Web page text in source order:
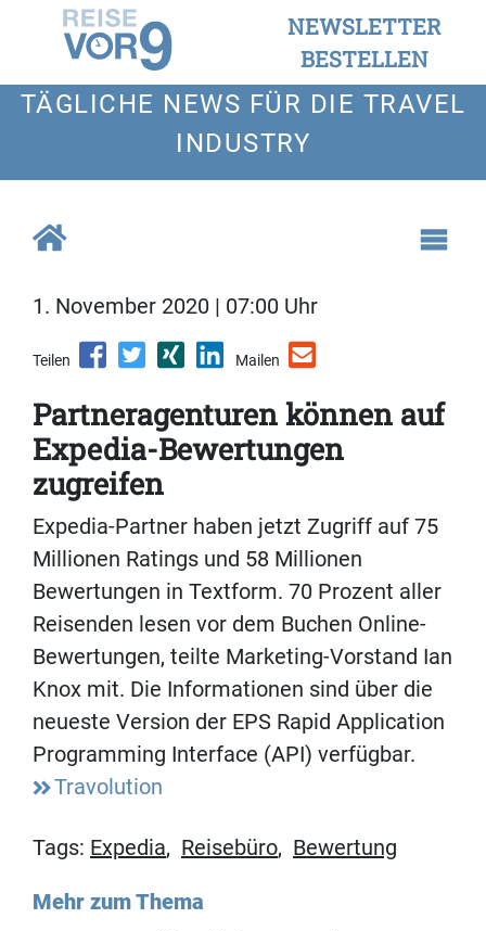
NEWSLETTER
BESTELLEN
TÄGLICHE NEWS FÜR DIE TRAVEL
INDUSTRY
1. November 2020 | 07:00 Uhr
Teilen Mailen
Partneragenturen können auf
Expedia-Bewertungen
zugreifen
Expedia-Partner haben jetzt Zugriff auf 75
Millionen Ratings und 58 Millionen
Bewertungen in Textform. 70 Prozent aller
Reisenden lesen vor dem Buchen Online-
Bewertungen, teilte Marketing-Vorstand Ian
Knox mit. Die Informationen sind über die
neueste Version der EPS Rapid Application
Programming Interface (API) verfügbar.
Travolution
Tags: Expedia, Reisebüro, Bewertung
Mehr zum Thema